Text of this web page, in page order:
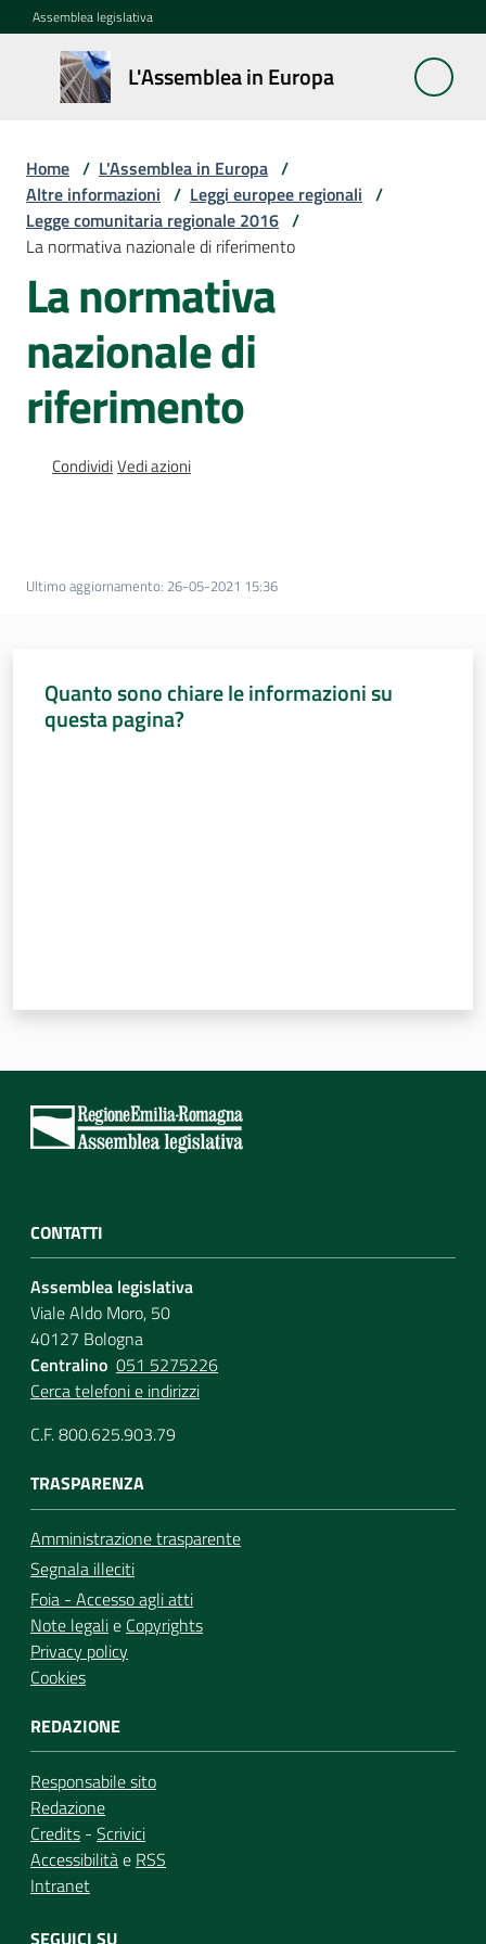
Vai al contenuto
Vai alla navigazione
Vai al footer
Assemblea legislativa
L'Assemblea in Europa
L'Assemblea
in Europa
Cos'è
la
Sessione
Rete
regionale
Notizie
Assemblea
Home / L'Assemblea in Europa /
Altre informazioni / Leggi europee regionali /
Legge comunitaria regionale 2016 /
La normativa nazionale di riferimento
La normativa
nazionale di
riferimento
CondividiVedi azioni
Ultimo aggiornamento: 26-05-2021 15:36
Quanto sono chiare le informazioni su
questa pagina?
CONTATTI
Assemblea legislativa
Viale Aldo Moro, 50
40127 Bologna
Centralino 051 5275226
Cerca telefoni e indirizzi
C.F. 800.625.903.79
TRASPARENZA
Amministrazione trasparente
Segnala illeciti
Foia - Accesso agli atti
Note legalie Copyrights
Privacy policy
Cookies
REDAZIONE
Responsabile sito
Redazione
Credits - Scrivici
Accessibilitàe RSS
Intranet
SEGUICI SU